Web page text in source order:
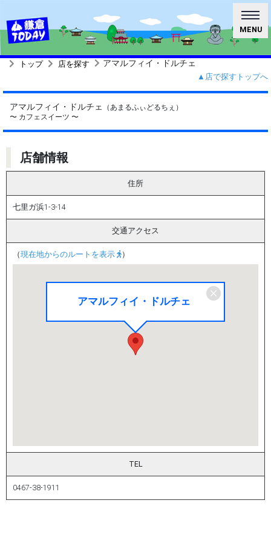
MENU
トップ 店を探す アマルフィイ・ドルチェ
▲店で探すトップへ
アマルフィイ・ドルチェ
（あまるふぃどるちぇ）
〜 カフェスイーツ 〜
店舗情報
住所
七里ガ浜1-3-14
交通アクセス
（現在地からのルートを表示 ）
アマルフィイ・ドルチェ
TEL
0467-38-1911